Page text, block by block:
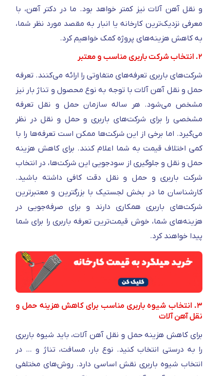
و نقل آهن آلات نیز کمتر خواهد بود. ما در دکتر آهن، با
معرفی نزدیک‌ترین کارخانه یا انبار به مقصد مورد نظر شما،
به کاهش هزینه‌های پروژه کمک خواهیم کرد.
۲. انتخاب شرکت باربری مناسب و معتبر
شرکت‌های باربری تعرفه‌های متفاوتی را ارائه می‌کنند. تعرفه
حمل و نقل آهن آلات با توجه به نوع محصول و تناژ بار نیز
مشخص می‌شود. هر ساله سازمان حمل و نقل تعرفه
مشخصی را برای شرکت‌های باربری و حمل و نقل در نظر
می‌گیرد. اما برخی از این شرکت‌ها ممکن است تعرفه‌ها را با
کمی اختلاف قیمت به شما اعلام کنند. برای کاهش هزینه
حمل و نقل و جلوگیری از سودجویی این شرکت‌ها، در انتخاب
شرکت باربری و حمل و نقل دقت کافی داشته باشید.
کارشناسان ما در بخش لجستیک با بزرگترین و معتبرترین
شرکت‌های باربری همکاری دارند و برای صرفه‌جویی در
هزینه‌های شما، خوش قیمت‌ترین تعرفه باربری را برای شما
پیدا خواهند کرد.
۳. انتخاب شیوه باربری مناسب برای کاهش هزینه حمل و
نقل آهن آلات
برای کاهش هزینه حمل و نقل آهن آلات، باید شیوه باربری
را به درستی انتخاب کنید. نوع بار، مسافت، تناژ و … در
انتخاب شیوه باربری نقش اساسی دارد. روش‌های مختلفی